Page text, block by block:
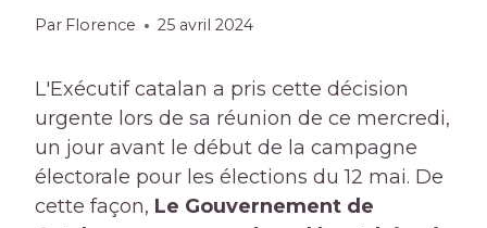
Par Florence 25 avril 2024
L'Exécutif catalan a pris cette décision
urgente lors de sa réunion de ce mercredi,
un jour avant le début de la campagne
électorale pour les élections du 12 mai. De
cette façon, Le Gouvernement de